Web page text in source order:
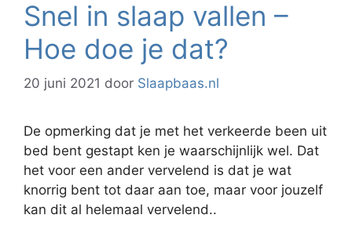
Snel in slaap vallen –
Hoe doe je dat?
20 juni 2021 door Slaapbaas.nl
De opmerking dat je met het verkeerde been uit
bed bent gestapt ken je waarschijnlijk wel. Dat
het voor een ander vervelend is dat je wat
knorrig bent tot daar aan toe, maar voor jouzelf
kan dit al helemaal vervelend..